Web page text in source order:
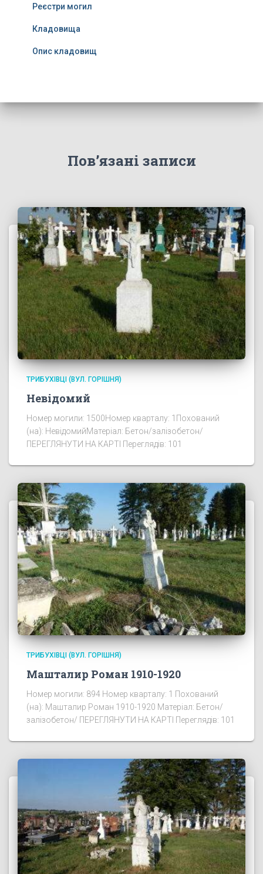
Реєстри могил
Кладовища
Опис кладовищ
Пов’язані записи
ТРИБУХІВЦІ (ВУЛ. ГОРІШНЯ)
Невідомий
Номер могили: 1500Номер кварталу: 1Похований
(на): НевідомийМатеріал: Бетон/залізобетон/
ПЕРЕГЛЯНУТИ НА КАРТІ Переглядів: 101
ТРИБУХІВЦІ (ВУЛ. ГОРІШНЯ)
Машталир Роман 1910-1920
Номер могили: 894 Номер кварталу: 1 Похований
(на): Машталир Роман 1910-1920 Матеріал: Бетон/
залізобетон/ ПЕРЕГЛЯНУТИ НА КАРТІ Переглядів: 101